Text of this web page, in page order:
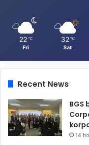
22 ℃
Fri
32 ℃
Sat
Recent News
BGS
14